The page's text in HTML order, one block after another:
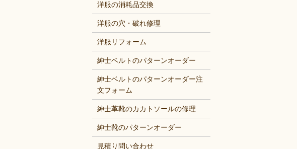
洋服の消耗品交換
洋服の穴・破れ修理
洋服リフォーム
紳士ベルトのパターンオーダー
紳士ベルトのパターンオーダー注
文フォーム
紳士革靴のカカトソールの修理
紳士靴のパターンオーダー
見積り問い合わせ